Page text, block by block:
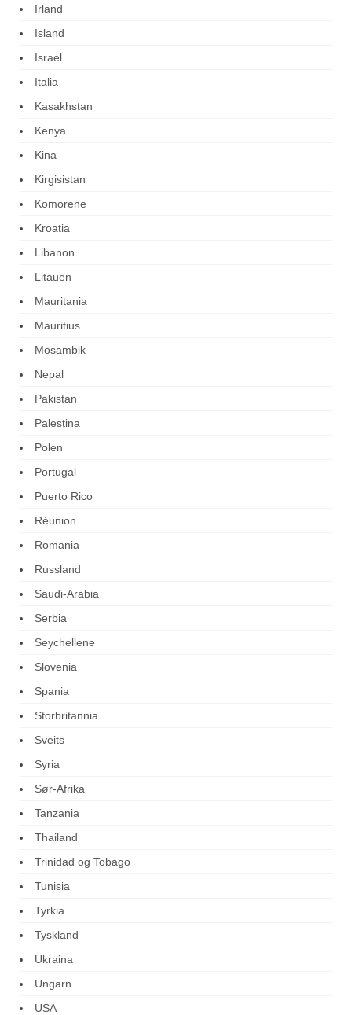
Irland
Island
Israel
Italia
Kasakhstan
Kenya
Kina
Kirgisistan
Komorene
Kroatia
Libanon
Litauen
Mauritania
Mauritius
Mosambik
Nepal
Pakistan
Palestina
Polen
Portugal
Puerto Rico
Réunion
Romania
Russland
Saudi-Arabia
Serbia
Seychellene
Slovenia
Spania
Storbritannia
Sveits
Syria
Sør-Afrika
Tanzania
Thailand
Trinidad og Tobago
Tunisia
Tyrkia
Tyskland
Ukraina
Ungarn
USA